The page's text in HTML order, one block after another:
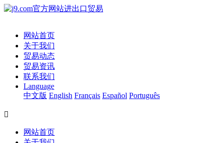
网站首页
关于我们
贸易动态
贸易资讯
联系我们
Language
中文版 English Français Español Português

网站首页